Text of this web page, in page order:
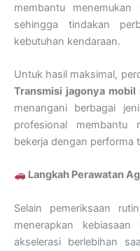
membantu
sehingga tindakan
kebutuhan kendaraan.
Untuk hasil maksimal,
Transmisi jagonya mobil
menangani berbagai
profesional membantu
bekerja dengan performa
Langkah Perawatan
Selain pemeriksaan
menerapkan
akselerasi berlebihan